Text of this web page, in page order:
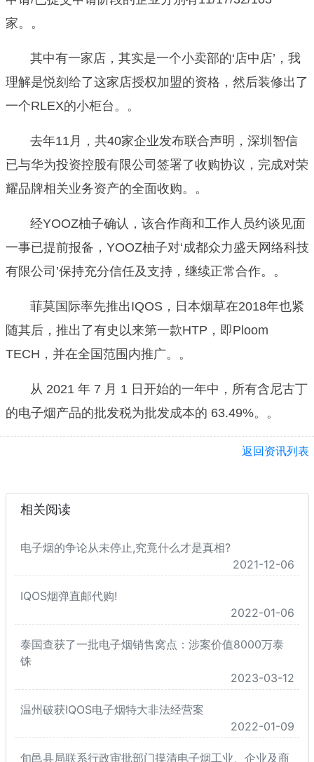
家。。
其中有一家店，其实是一个小卖部的‘店中店’，我
理解是悦刻给了这家店授权加盟的资格，然后装修出了
一个RLEX的小柜台。。
去年11月，共40家企业发布联合声明，深圳智信
已与华为投资控股有限公司签署了收购协议，完成对荣
耀品牌相关业务资产的全面收购。。
经YOOZ柚子确认，该合作商和工作人员约谈见面
一事已提前报备，YOOZ柚子对‘成都众力盛天网络科技
有限公司’保持充分信任及支持，继续正常合作。。
菲莫国际率先推出IQOS，日本烟草在2018年也紧
随其后，推出了有史以来第一款HTP，即Ploom
TECH，并在全国范围内推广。。
从 2021 年 7 月 1 日开始的一年中，所有含尼古丁
的电子烟产品的批发税为批发成本的 63.49%。。
返回资讯列表
相关阅读
电子烟的争论从未停止,究竟什么才是真相?
2021-12-06
IQOS烟弹直邮代购!
2022-01-06
泰国查获了一批电子烟销售窝点：涉案价值8000万泰
铢
2023-03-12
温州破获IQOS电子烟特大非法经营案
2022-01-09
旬邑县局联系行政审批部门摸清电子烟工业、企业及商